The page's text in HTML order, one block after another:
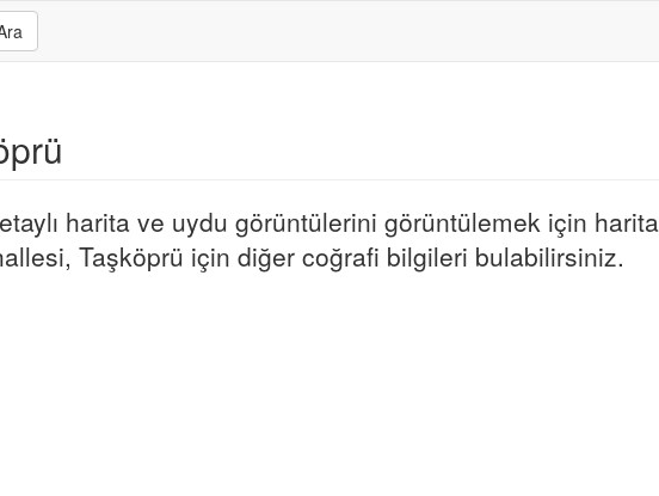
harita ve uydu görüntülerini görüntülemek için
Taşköprü için diğer coğrafi bilgileri bulabilirsiniz.